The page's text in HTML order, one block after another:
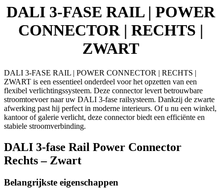
aantal
DALI 3-FASE RAIL | POWER
CONNECTOR | RECHTS |
ZWART
DALI 3-FASE RAIL | POWER CONNECTOR | RECHTS |
ZWART is een essentieel onderdeel voor het opzetten van een
flexibel verlichtingssysteem. Deze connector levert betrouwbare
stroomtoevoer naar uw DALI 3-fase railsysteem. Dankzij de zwarte
afwerking past hij perfect in moderne interieurs. Of u nu een winkel,
kantoor of galerie verlicht, deze connector biedt een efficiënte en
stabiele stroomverbinding.
DALI 3-fase Rail Power Connector
Rechts – Zwart
Belangrijkste eigenschappen